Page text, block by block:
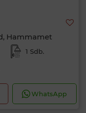
Hammamet
1 Sdb.
WhatsApp